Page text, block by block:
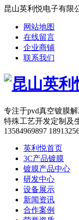
昆山英利悦电子有限
网站地图
在线留言
企业商铺
联系我们
专注于pvd真空镀膜
特殊工艺开发定制及
13584969897
英利悦首页
3C产品镀膜
镀膜产品中心
研发中心
设备展示
新闻资讯
合作案例